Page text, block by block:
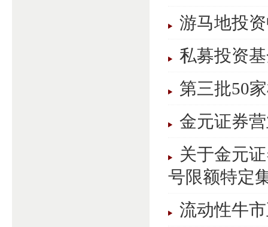
游马地投
私募投资
第三批50
金元证券
关于金元
号限额特定
流动性牛